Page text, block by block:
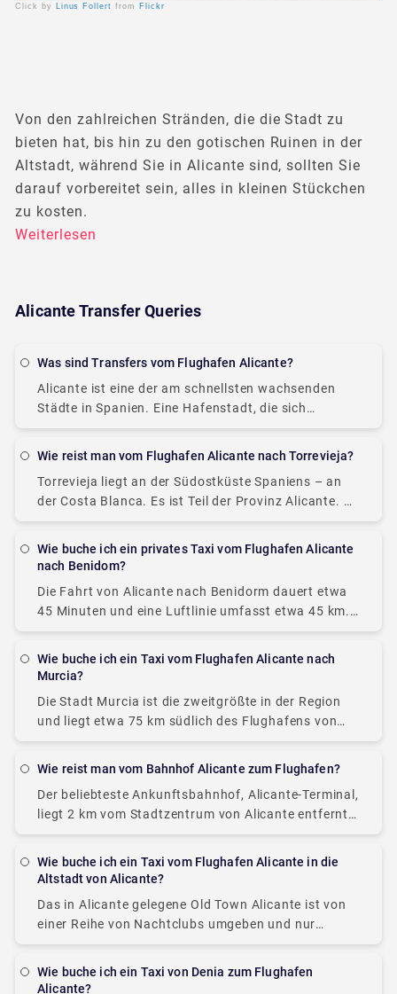
Click by Linus Follert from Flickr
Von den zahlreichen Stränden, die die Stadt zu
bieten hat, bis hin zu den gotischen Ruinen in der
Altstadt, während Sie in Alicante sind, sollten Sie
darauf vorbereitet sein, alles in kleinen Stückchen
zu kosten.
Weiterlesen
Alicante Transfer Queries
Was sind Transfers vom Flughafen Alicante?
Alicante ist eine der am schnellsten wachsenden
Städte in Spanien. Eine Hafenstadt, die sich
Wie reist man vom Flughafen Alicante nach Torrevieja?
Torrevieja liegt an der Südostküste Spaniens – an
der Costa Blanca. Es ist Teil der Provinz Alicante. Es
Wie buche ich ein privates Taxi vom Flughafen Alicante
nach Benidom?
Die Fahrt von Alicante nach Benidorm dauert etwa
45 Minuten und eine Luftlinie umfasst etwa 45 km.
Wie buche ich ein Taxi vom Flughafen Alicante nach
Murcia?
Die Stadt Murcia ist die zweitgrößte in der Region
und liegt etwa 75 km südlich des Flughafens von
Wie reist man vom Bahnhof Alicante zum Flughafen?
Der beliebteste Ankunftsbahnhof, Alicante-Terminal,
liegt 2 km vom Stadtzentrum von Alicante entfernt.
anreisen.
Wie buche ich ein Taxi vom Flughafen Alicante in die
Altstadt von Alicante?
Das in Alicante gelegene Old Town Alicante ist von
einer Reihe von Nachtclubs umgeben und nur
Wie buche ich ein Taxi von Denia zum Flughafen
Alicante?